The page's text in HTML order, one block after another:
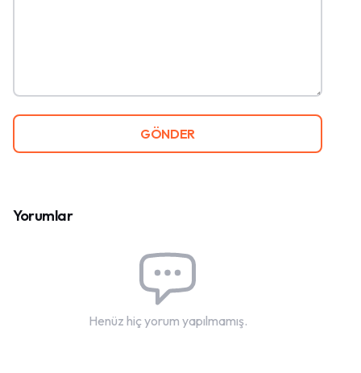
GÖNDER
Yorumlar
Henüz hiç yorum yapılmamış.